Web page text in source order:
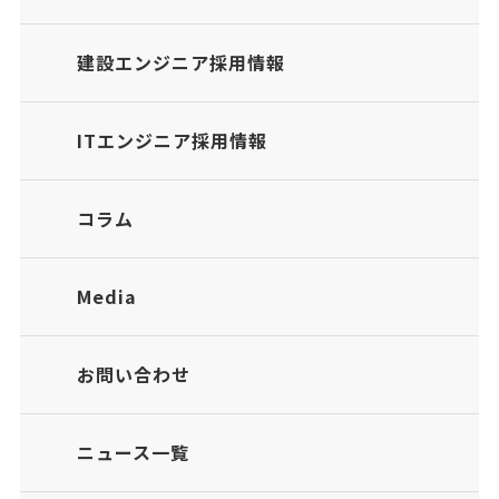
建設エンジニア採用情報
ITエンジニア採用情報
コラム
Media
お問い合わせ
ニュース一覧